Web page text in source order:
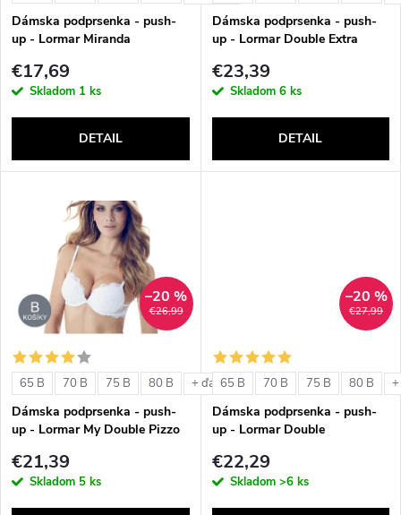
p
r
d
t
o
v
p
r
o
d
t
o
v
Dámska podprsenka - push-
up - Lormar Miranda
€17,69
Skladom 1 ks
DETAIL
Dámska podprsenka - push-
up - Lormar Double Extra
€23,39
Skladom 6 ks
DETAIL
€26,99
–20 %
65 B 70 B 75 B 80 B + ďalšie
Dámska podprsenka - push-
up - Lormar My Double Pizzo
€21,39
Skladom 5 ks
€27,99
–20 %
65 B 70 B 75 B 80 B
Dámska podprsenka - push-
up - Lormar Double
€22,29
Skladom >6 ks